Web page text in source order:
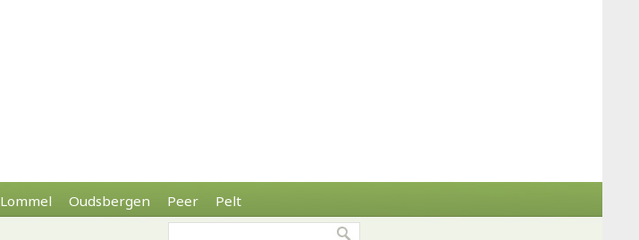
Lommel Oudsbergen Peer Pelt